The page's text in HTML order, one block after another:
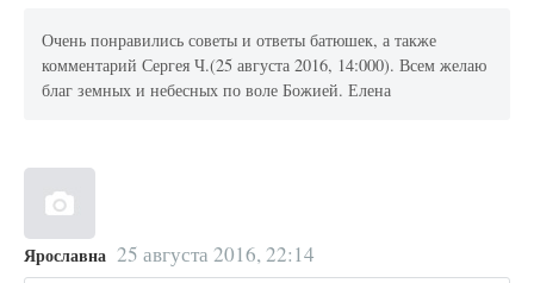
Очень понравились советы и ответы батюшек, а также
комментарий Сергея Ч.(25 августа 2016, 14:000). Всем желаю
благ земных и небесных по воле Божией. Елена
Ярославна 25 августа 2016, 22:14